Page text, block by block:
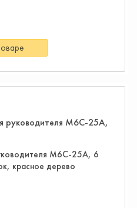
M6C-25A, 6
красное дерево